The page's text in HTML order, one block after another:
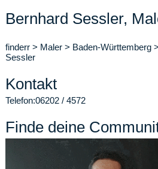
Bernhard Sessler,
finderr > Maler > Baden-Württemberg >
Sessler
Kontakt
Telefon:06202 / 4572
Finde deine